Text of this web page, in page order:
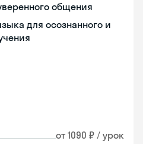
общения
для осознанного и
от 1090 ₽ / урок